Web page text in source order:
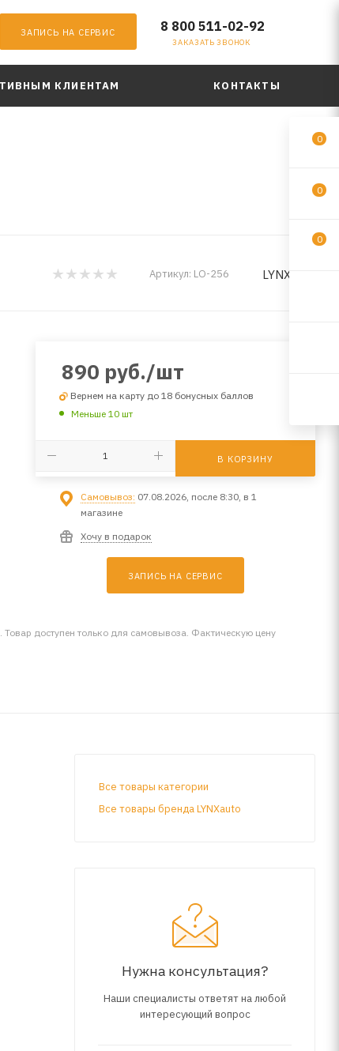
ЗАПИСЬ НА СЕРВИС 8 800 511-02-92
ЗАКАЗАТЬ ЗВОНОК
КЛИЕНТАМ КОНТАКТЫ
Артикул: LO-256 LYNXauto
890 руб./шт
Вернем на карту до 18 бонусных баллов
Меньше 10 шт
В КОРЗИНУ
Самовывоз: 07.08.2026, после 8:30, в 1
магазине
Хочу в подарок
ЗАПИСЬ НА СЕРВИС
доступен только для самовывоза. Фактическую цену
Все товары категории
Все товары бренда LYNXauto
Нужна консультация?
Наши специалисты ответят на любой
интересующий вопрос
0
0
0